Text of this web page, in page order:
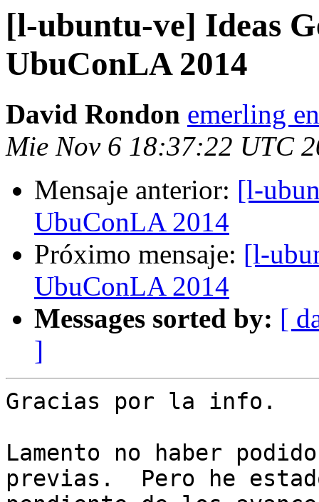
[l-ubuntu-ve] Ideas
UbuConLA 2014
David Rondon emerling
Mie Nov 6 18:37:22 UTC
Mensaje anterior: [l-
UbuConLA 2014
Próximo mensaje: [l-
UbuConLA 2014
Messages sorted by: [
]
Gracias por la info.
Lamento no haber
previas.  Pero he